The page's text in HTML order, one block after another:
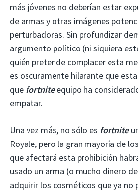
más jóvenes no deberían estar
de armas y otras imágenes
perturbadoras. Sin profundizar
argumento político (ni siquiera
quién pretende complacer esta
es oscuramente hilarante que
que fortniteequipo ha
empatar.
Una vez más, no sólo es fortnite
Royale, pero la gran mayoría de
que afectará esta prohibición
usado un arma (o mucho dinero
adquirir los cosméticos que ya no